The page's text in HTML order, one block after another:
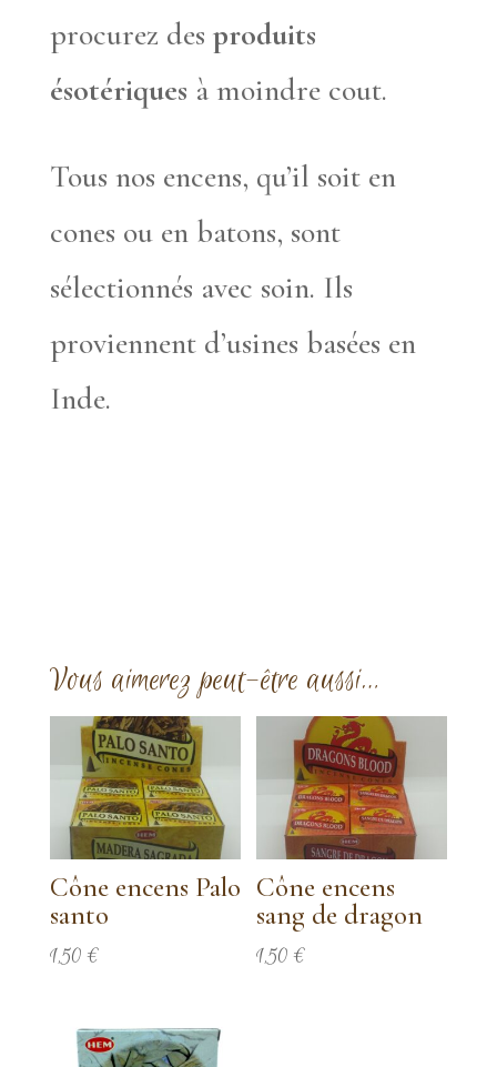
procurez des produits
ésotériques à moindre cout.
Tous nos encens, qu’il soit en
cones ou en batons, sont
sélectionnés avec soin. Ils
proviennent d’usines basées en
Inde.
Vous aimerez peut-être aussi…
Cône encens Palo
santo
1,50€
Cône encens
sang de dragon
1,50€